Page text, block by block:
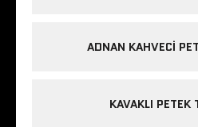
ADNAN KAHVECI
KAVAKLI PETEK